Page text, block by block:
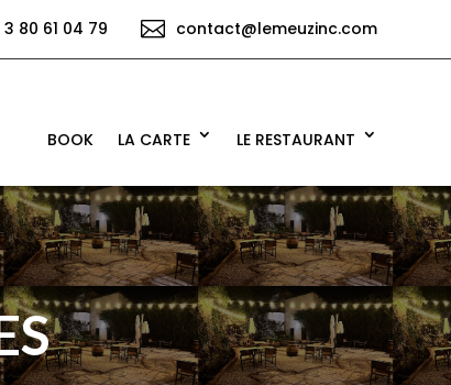
3 80 61 04 79  contact@lemeuzinc.com
BOOK LA CARTE LE RESTAURANT